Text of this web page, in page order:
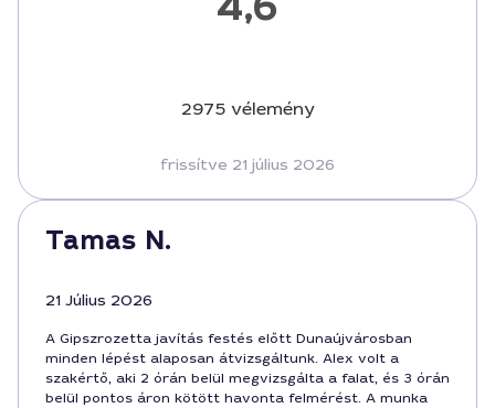
2975 vélemény
frissítve 21 július 2026
Tamas N.
21 Július 2026
A Gipszrozetta javítás festés előtt Dunaújvárosban
minden lépést alaposan átvizsgáltunk. Alex volt a
szakértő, aki 2 órán belül megvizsgálta a falat, és 3 órán
belül pontos áron kötött havonta felmérést. A munka